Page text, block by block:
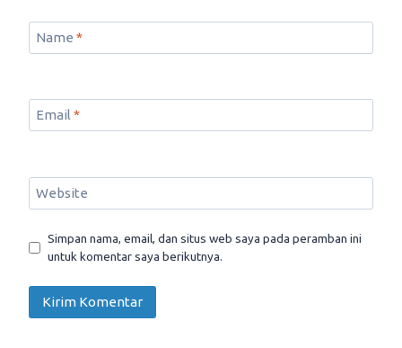
Name *
Email *
Website
Simpan nama, email, dan situs web saya pada peramban ini
untuk komentar saya berikutnya.